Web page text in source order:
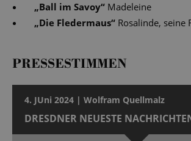
„Ball im Savoy“ Madeleine
„Die Fledermaus“ Rosalinde, seine
PRESSESTIMMEN
4. JUni 2024 | Wolfram Quellmalz
DRESDNER NEUESTE